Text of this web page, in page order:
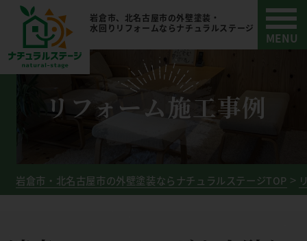
岩倉市、北名古屋市の外壁塗装・
水回りリフォームならナチュラルステージ
リフォーム施工事例
岩倉市・北名古屋市の外壁塗装ならナチュラルステージTOP